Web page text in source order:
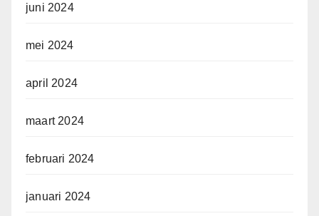
juni 2024
mei 2024
april 2024
maart 2024
februari 2024
januari 2024